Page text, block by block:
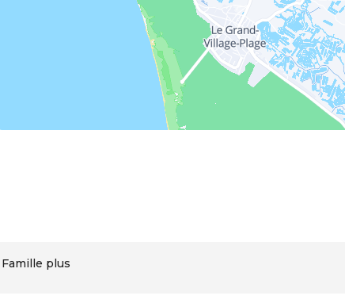
Famille plus